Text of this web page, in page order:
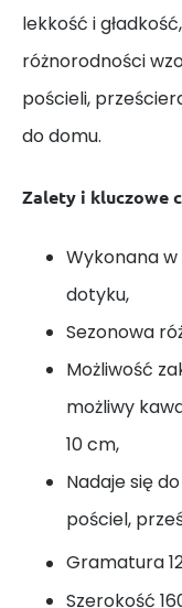
lekkość i
różnorodności
pościeli,
do domu.
Zalety i kluczowe
Wykonana w
dotyku,
Sezonowa
Możliwość
możliwy
10 cm,
Nadaje się
pościel,
Gramatura
Szerokość